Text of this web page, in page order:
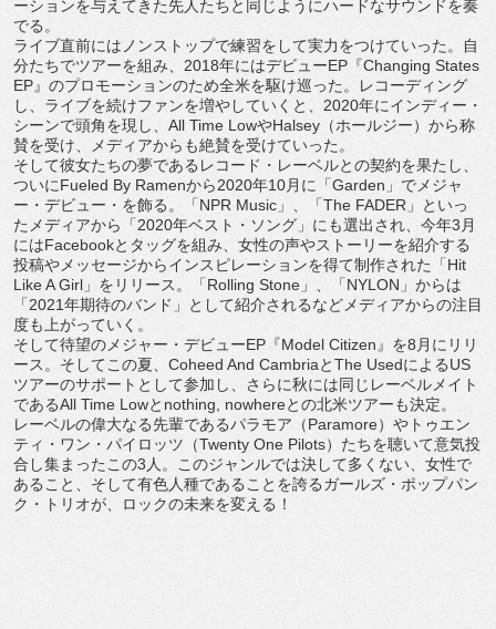
ーションを与えてきた先人たちと同じようにハードなサウンドを奏
でる。
ライブ直前にはノンストップで練習をして実力をつけていった。
自
分たちでツアーを組み、 2018年にはデビューEP 『Changing States
EP』のプロモーションのため全米を駆け巡った。
レコーディング
し、ライブを続けファンを増やしていくと、 2020年にインディー・
シーンで頭角を現し、 All Time LowやHalsey （ホールジー）から称
賛を受け、
メディアからも絶賛を受けていった。
そして彼女たちの夢であるレコード・レーベルとの契約を果たし、
ついにFueled By Ramenから2020年10月に「Garden 」でメジャ
ー・ デビュー・を飾る。「NPR Music 」、「The FADER 」といっ
たメディアから「2020年ベスト・ソング」 にも選出され、今年3 月
にはFacebookとタッグを組み、 女性の声やストーリーを紹介する
投稿やメッセージからインスピレーションを得て制作された「Hit
Like A Girl 」をリリース。「Rolling Stone 」、「 NYLON 」からは
「2021年期待のバンド」
として紹介されるなどメディアからの注目
度も上がっていく。
そして待望のメジャー・デビューEP 『Model Citizen 』を8月にリリ
ース。そしてこの夏、 Coheed And CambriaとThe UsedによるUS
ツアーのサポートとして参加し、
さらに秋には同じレーベルメイト
であるAll Time Lowと nothing, nowhereとの北米ツアーも決定。
レーベルの偉大なる先輩であるパラモア（Paramore） やトゥエン
ティ・ワン・パイロッツ（Twenty One Pilots）たちを聴いて意気投
合し集まったこの3 人。
このジャンルでは決して多くない、女性で
あること、 そして有色人種であることを誇るガールズ・ポップパン
ク・
トリオが、ロックの未来を変える！